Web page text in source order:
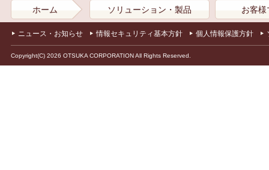
ホーム ソリューション・製品 お客様
ニュース・お知らせ 情報セキュリティ基本方針 個人情報保護方針
Copyright(C) 2026 OTSUKA CORPORATION All Rights Reserved.